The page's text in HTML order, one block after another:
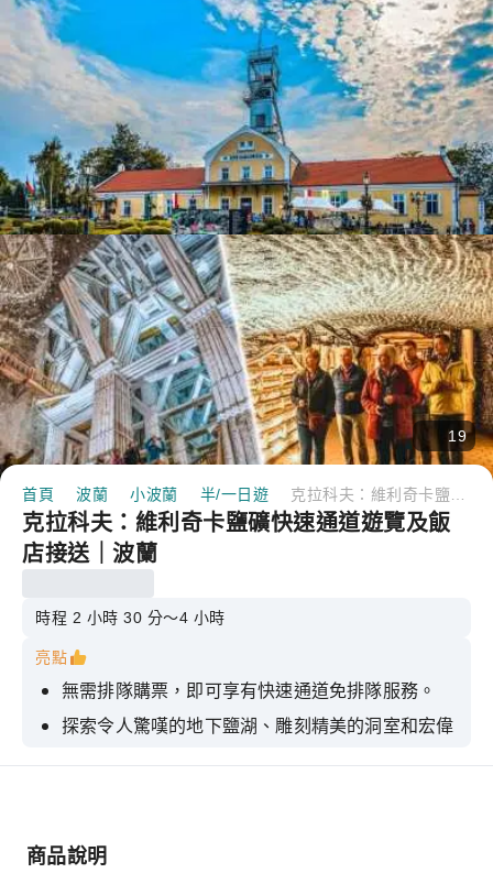
19
首頁 波蘭 小波蘭 半/一日遊
克拉科夫：維利奇卡鹽礦快速通道遊覽及飯
店接送｜波蘭
時程 2 小時 30 分～4 小時
亮點
無需排隊購票，即可享有快速通道免排隊服務。
探索令人驚嘆的地下鹽湖、雕刻精美的洞室和宏偉
享受從克拉科夫出發的舒適往返交通，讓您的旅程
商品說明